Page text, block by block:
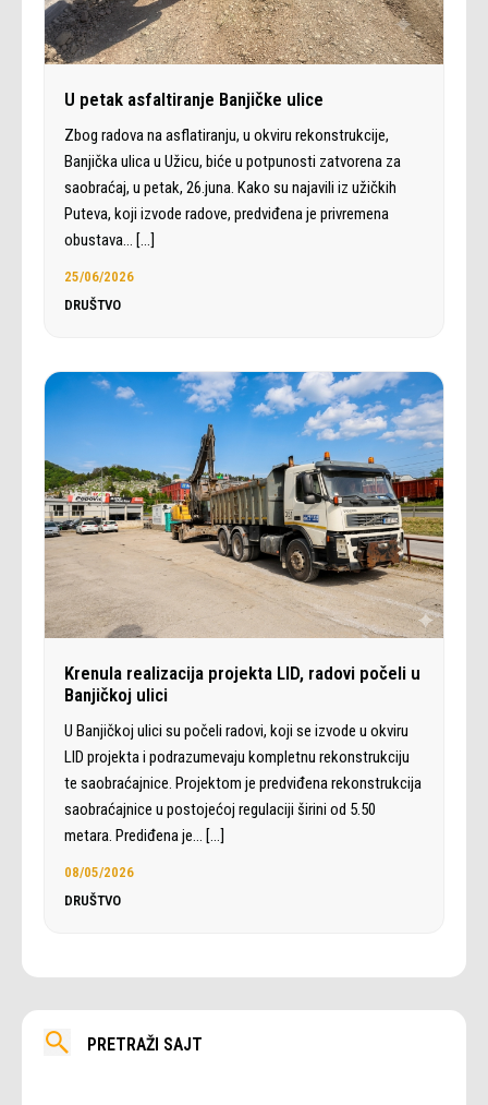
U petak asfaltiranje Banjičke ulice
Zbog radova na asflatiranju, u okviru rekonstrukcije,
Banjička ulica u Užicu, biće u potpunosti zatvorena za
saobraćaj, u petak, 26.juna. Kako su najavili iz užičkih
Puteva, koji izvode radove, predviđena je privremena
obustava… […]
25/06/2026
DRUŠTVO
Krenula realizacija projekta LID, radovi počeli u
Banjičkoj ulici
U Banjičkoj ulici su počeli radovi, koji se izvode u okviru
LID projekta i podrazumevaju kompletnu rekonstrukciju
te saobraćajnice. Projektom je predviđena rekonstrukcija
saobraćajnice u postojećoj regulaciji širini od 5.50
metara. Prediđena je… […]
08/05/2026
DRUŠTVO
PRETRAŽI SAJT